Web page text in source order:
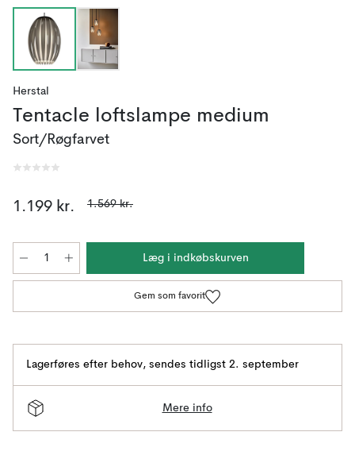
Herstal
Tentacle loftslampe medium
Sort/Røgfarvet
1.199 kr. 1.569 kr.
Læg i indkøbskurven
Gem som favorit
Lagerføres efter behov, sendes tidligst 2. september
Mere info